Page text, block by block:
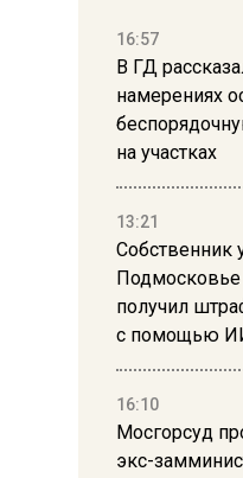
16:57
В ГД
намерениях
на участках
13:21
Собственник
получил
с помощью
16:10
Мосгорсуд
экс-